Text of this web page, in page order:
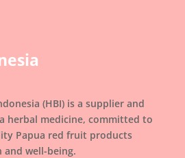
(HBI) is a supplier and
herbal medicine, committed to
Papua red fruit products
well-being.